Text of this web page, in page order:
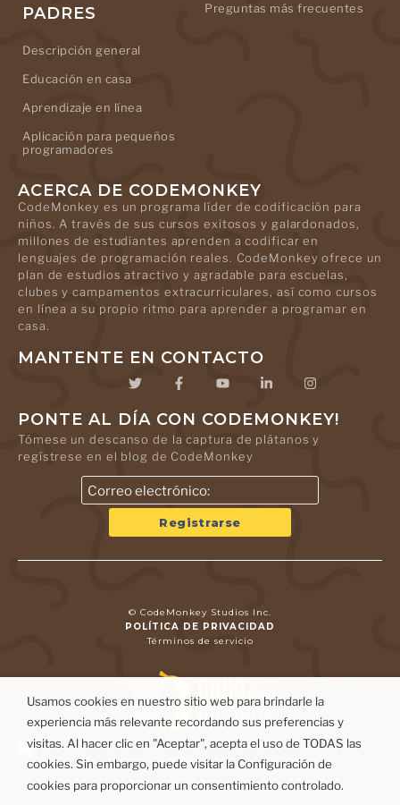
PADRES
Descripción general
Educación en casa
Aprendizaje en línea
Aplicación para pequeños
programadores
Preguntas más frecuentes
ACERCA DE CODEMONKEY
CodeMonkey es un programa líder de codificación para
niños. A través de sus cursos exitosos y galardonados,
millones de estudiantes aprenden a codificar en
lenguajes de programación reales. CodeMonkey ofrece un
plan de estudios atractivo y agradable para escuelas,
clubes y campamentos extracurriculares, así como cursos
en línea a su propio ritmo para aprender a programar en
casa.
MANTENTE EN CONTACTO
PONTE AL DÍA CON CODEMONKEY!
Tómese un descanso de la captura de plátanos y
regístrese en el blog de CodeMonkey
© CodeMonkey Studios Inc.
POLÍTICA DE PRIVACIDAD
Términos de servicio
Usamos cookies en nuestro sitio web para brindarle la
experiencia más relevante recordando sus preferencias y
visitas. Al hacer clic en "Aceptar", acepta el uso de TODAS las
cookies. Sin embargo, puede visitar la Configuración de
cookies para proporcionar un consentimiento controlado.